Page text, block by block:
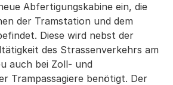
Abfertigungskabine ein, die
der Tramstation und dem
Diese wird nebst der
des Strassenverkehrs am
auch bei Zoll- und
Trampassagiere benötigt. Der